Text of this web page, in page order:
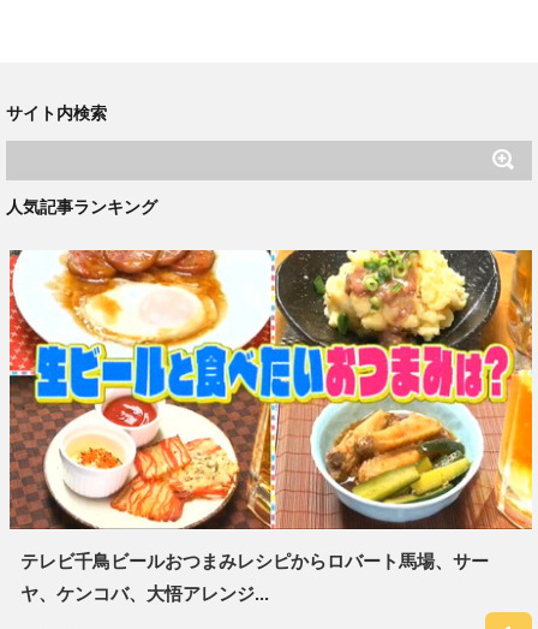
サイト内検索
人気記事ランキング
テレビ千鳥ビールおつまみレシピからロバート馬場、サー
ヤ、ケンコバ、大悟アレンジ...